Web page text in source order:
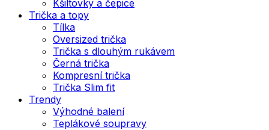
Kšiltovky a čepice
Trička a topy
Tílka
Oversized trička
Trička s dlouhým rukávem
Černá trička
Kompresní trička
Trička Slim fit
Trendy
Výhodné balení
Teplákové soupravy